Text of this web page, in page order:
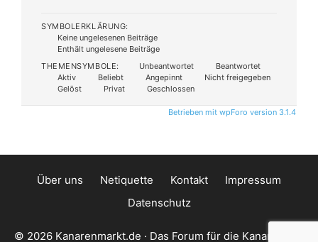
SYMBOLERKLÄRUNG:
Keine ungelesenen Beiträge
Enthält ungelesene Beiträge
THEMENSYMBOLE:
Unbeantwortet
Beantwortet
Aktiv
Beliebt Angepinnt
Nicht freigegeben
Gelöst
Privat Geschlossen
Betrieben mit wpForo version 3.1.4
Über uns Netiquette Kontakt
Impressum
Datenschutz
© 2026 Kanarenmarkt.de · Das Forum für die Kanarischen